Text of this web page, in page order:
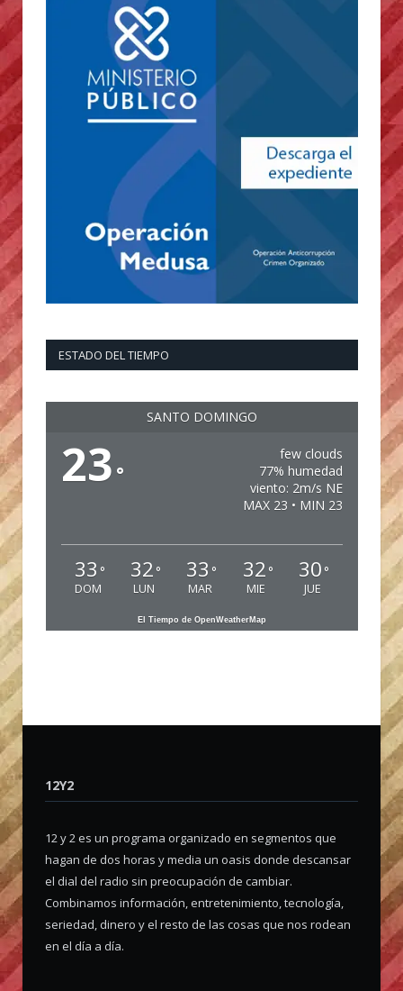
ESTADO DEL TIEMPO
SANTO DOMINGO
23 °
few clouds
77% humedad
viento: 2m/s NE
MAX 23 • MIN 23
33 °
DOM
32 °
LUN
33 °
MAR
32 °
MIE
30 °
JUE
El Tiempo de OpenWeatherMap
12Y2
12 y 2 es un programa organizado en segmentos que
hagan de dos horas y media un oasis donde descansar
el dial del radio sin preocupación de cambiar.
Combinamos información, entretenimiento, tecnología,
seriedad, dinero y el resto de las cosas que nos rodean
en el día a día.